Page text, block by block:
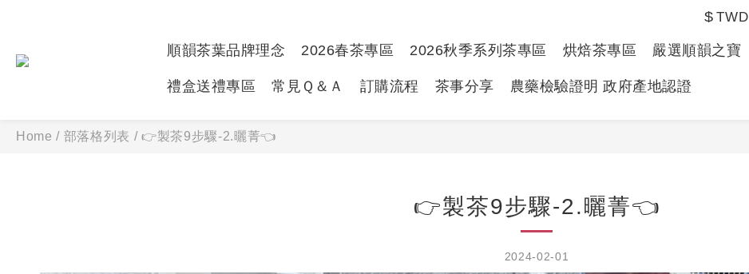
$ TWD
順韻茶葉品牌理念 2026春茶專區 2026秋季系列茶專區 烘焙茶專區 嚴選順韻之寶
禮盒送禮專區 常見Ｑ＆Ａ 訂購流程 茶事分享 農藥檢驗證明 政府產地認證
Home / 部落格列表 /👉製茶9步驟-2.曬菁👈
👉製茶9步驟-2.曬菁👈
2024-02-01